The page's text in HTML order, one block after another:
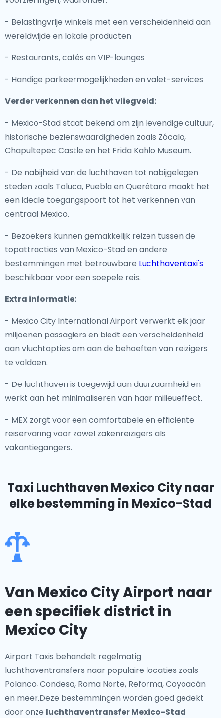
- Belastingvrije winkels met een verscheidenheid aan
wereldwijde en lokale producten
- Restaurants, cafés en VIP-lounges
- Handige parkeermogelijkheden en valet-services
Verder verkennen dan het vliegveld:
- Mexico-Stad staat bekend om zijn levendige cultuur,
historische bezienswaardigheden zoals Zócalo,
Chapultepec Castle en het Frida Kahlo Museum.
- De nabijheid van de luchthaven tot nabijgelegen
steden zoals Toluca, Puebla en Querétaro maakt het
een ideale toegangspoort tot het verkennen van
centraal Mexico.
- Bezoekers kunnen gemakkelijk reizen tussen de
topattracties van Mexico-Stad en andere
bestemmingen met betrouwbare Luchthaventaxi's
beschikbaar voor een soepele reis.
Extra informatie:
- Mexico City International Airport verwerkt elk jaar
miljoenen passagiers en biedt een verscheidenheid
aan vluchtopties om aan de behoeften van reizigers
te voldoen.
- De luchthaven is toegewijd aan duurzaamheid en
werkt aan het minimaliseren van haar milieueffect.
- MEX zorgt voor een comfortabele en efficiënte
reiservaring voor zowel zakenreizigers als
vakantiegangers.
Taxi Luchthaven Mexico Citynaar
elke bestemming in Mexico-Stad
Van Mexico City Airport naar
een specifiek district in
Mexico City
Airport Taxis behandelt regelmatig
luchthaventransfers naar populaire locaties zoals
Polanco, Condesa, Roma Norte, Reforma, Coyoacán
en meer.Deze bestemmingen worden goed gedekt
door onze luchthaventransfer Mexico-Stad